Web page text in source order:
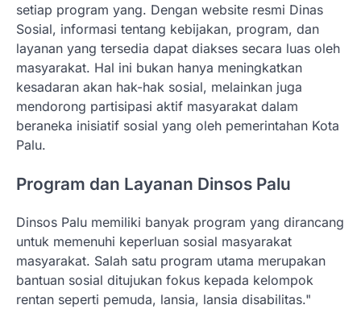
setiap program yang. Dengan website resmi Dinas
Sosial, informasi tentang kebijakan, program, dan
layanan yang tersedia dapat diakses secara luas oleh
masyarakat. Hal ini bukan hanya meningkatkan
kesadaran akan hak-hak sosial, melainkan juga
mendorong partisipasi aktif masyarakat dalam
beraneka inisiatif sosial yang oleh pemerintahan Kota
Palu.
Program dan Layanan Dinsos Palu
Dinsos Palu memiliki banyak program yang dirancang
untuk memenuhi keperluan sosial masyarakat
masyarakat. Salah satu program utama merupakan
bantuan sosial ditujukan fokus kepada kelompok
rentan seperti pemuda, lansia, lansia disabilitas."